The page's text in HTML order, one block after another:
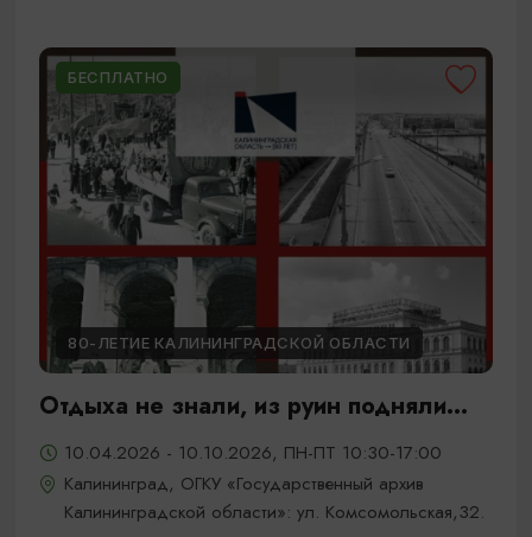
БЕСПЛАТНО
80-ЛЕТИЕ КАЛИНИНГРАДСКОЙ ОБЛАСТИ
Отдыха не знали, из руин подняли...
10.04.2026 - 10.10.2026, ПН-ПТ 10:30-17:00
Калининград, ОГКУ «Государственный архив
Калининградской области»: ул. Комсомольская,32.